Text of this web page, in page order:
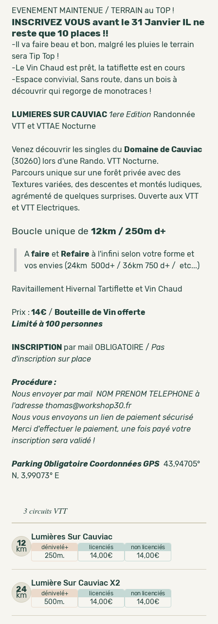
EVENEMENT MAINTENUE / TERRAIN au TOP !
INSCRIVEZ VOUS avant le 31 Janvier IL ne
reste que 10 places !!
-Il va faire beau et bon, malgré les pluies le terrain
sera Tip Top !
-Le Vin Chaud est prêt, la tatiflette est en cours
-Espace convivial, Sans route, dans un bois à
découvrir qui regorge de monotraces !
LUMIERES SUR CAUVIAC 1ere Edition Randonnée
VTT et VTTAE Nocturne
Venez découvrir les singles du Domaine de Cauviac
(30260) lors d'une Rando. VTT Nocturne.
Parcours unique sur une forêt privée avec des
Textures variées, des descentes et montés ludiques,
agrémenté de quelques surprises. Ouverte aux VTT
et VTT Electriques.
Boucle unique de 12km / 250m d+
Afaire et Refaire à l'infini selon votre forme et
vos envies (24km 500d+ / 36km 750 d+ / etc...)
Ravitaillement Hivernal Tartiflette et Vin Chaud
Prix : 14€ / Bouteille de Vin offerte
Limité à 100 personnes
INSCRIPTION par mail OBLIGATOIRE / Pas
d'inscription sur place
Procédure :
Nous envoyer par mail NOM PRENOM TELEPHONE à
l'adresse thomas@workshop30.fr
Nous vous envoyons un lien de paiement sécurisé
Merci d'effectuer le paiement, une fois payé votre
inscription sera validé !
Parking Obligatoire Coordonnées GPS 43,94705°
N, 3,99073° E
3 circuits VTT
12
km
Lumières Sur Cauviac
dénivelé+
250m.
licenciés
14,00€
non licenciés
14,00€
24
km
Lumière Sur Cauviac X2
dénivelé+
500m.
licenciés
14,00€
non licenciés
14,00€